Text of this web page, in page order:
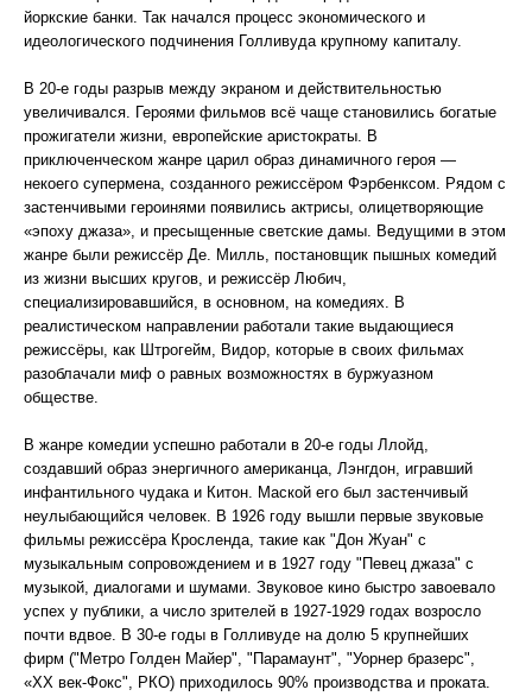
йоркские банки. Так начался процесс экономического и
идеологического подчинения Голливуда крупному капиталу.
В 20-е годы разрыв между экраном и действительностью
увеличивался. Героями фильмов всё чаще становились богатые
прожигатели жизни, европейские аристократы. В
приключенческом жанре царил образ динамичного героя —
некоего супермена, созданного режиссёром Фэрбенксом. Рядом с
застенчивыми героинями появились актрисы, олицетворяющие
«эпоху джаза», и пресыщенные светские дамы. Ведущими в этом
жанре были режиссёр Де. Милль, постановщик пышных комедий
из жизни высших кругов, и режиссёр Любич,
специализировавшийся, в основном, на комедиях. В
реалистическом направлении работали такие выдающиеся
режиссёры, как Штрогейм, Видор, которые в своих фильмах
разоблачали миф о равных возможностях в буржуазном
обществе.
В жанре комедии успешно работали в 20-е годы Ллойд,
создавший образ энергичного американца, Лэнгдон, игравший
инфантильного чудака и Китон. Маской его был застенчивый
неулыбающийся человек. В 1926 году вышли первые звуковые
фильмы режиссёра Кросленда, такие как "Дон Жуан" с
музыкальным сопровождением и в 1927 году "Певец джаза" с
музыкой, диалогами и шумами. Звуковое кино быстро завоевало
успех у публики, а число зрителей в 1927-1929 годах возросло
почти вдвое. В 30-е годы в Голливуде на долю 5 крупнейших
фирм ("Метро Голден Майер", "Парамаунт", "Уорнер бразерс",
«XX век-Фокс", РКО) приходилось 90% производства и проката.